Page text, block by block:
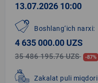
13.07.2026 10:00
Boshlang‘ich narxi:
4 635 000.00 UZS
35 486 195.76 UZS -87%
Zakalat puli miqdori